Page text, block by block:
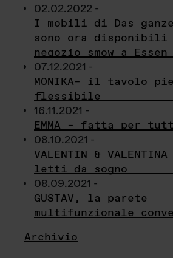
02.02.2022 -
I mobili di Das ganze
sono ora disponibili
negozio smow a Essen
07.12.2021 -
MONIKA– il tavolo
flessibile
16.11.2021 -
EMMA – fatta per
08.10.2021 -
VALENTIN &
letti da sogno
08.09.2021 -
GUSTAV, la parete
multifunzionale
Archivio